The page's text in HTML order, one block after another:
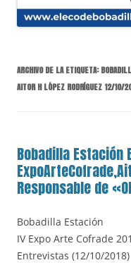
ARCHIVO DE LA ETIQUETA:
AITOR H LÓPEZ RODRÍGUEZ 12/10/
Bobadilla Estación
Responsable de
Bobadilla Estación
IV Expo Arte Cofrade
Entrevistas (12/10/2018)